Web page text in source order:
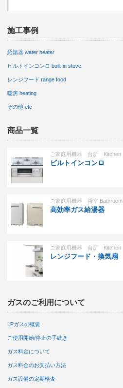
施工事例
給湯器 water heater
ビルトインコンロ built-in stove
レンジフード range food
暖房 heating
その他 etc
商品一覧
ご家庭用機器 台所 Kitchen
ビルトインコンロ
ご家庭用機器 浴室 Bathroom
高効率ガス給湯器
ご家庭用機器 台所 Kitchen
レンジフード・換気扇
ガスのご利用について
LPガスの概要
ご使用開始/停止の手続き
ガス料金について
ガス料金のお支払い方法
ガス設備の定期検査